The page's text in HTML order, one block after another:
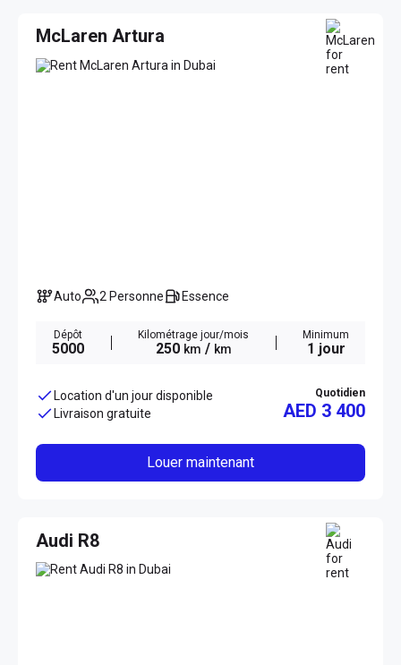
McLaren Artura
Auto 2 Personne Essence
Dépôt
5000
Kilométrage jour/mois
250 km / km
Minimum
1 jour
Location d'un jour disponible
Livraison gratuite
Quotidien
AED 3 400
Louer maintenant
Audi R8